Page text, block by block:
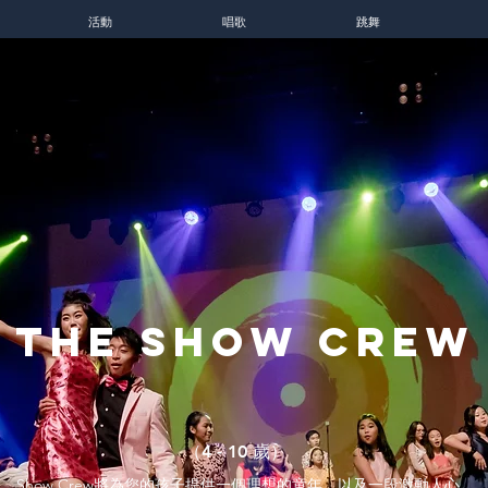
活動 唱歌 跳舞
The show crew
（4 - 10 歲）